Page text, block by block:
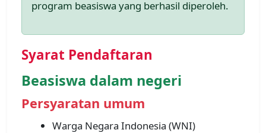
program beasiswa yang berhasil diperoleh.
Syarat Pendaftaran
Beasiswa dalam negeri
Persyaratan umum
Warga Negara Indonesia (WNI)